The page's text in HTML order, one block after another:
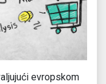
evropskom